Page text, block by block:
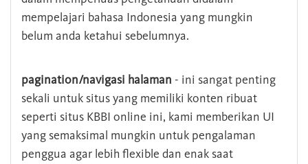
mempelajari bahasa Indonesia yang mungkin
belum anda ketahui sebelumnya.
pagination/navigasi halaman - ini sangat penting
sekali untuk situs yang memiliki konten ribuat
seperti situs KBBI online ini, kami memberikan UI
yang semaksimal mungkin untuk pengalaman
penggua agar lebih flexible dan enak saat